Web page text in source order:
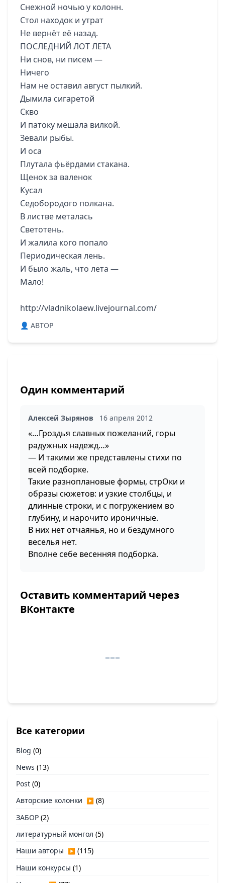
Снежной ночью у колонн.
Стол находок и утрат
Не вернёт её назад.
ПОСЛЕДНИЙ ЛОТ ЛЕТА
Ни снов, ни писем —
Ничего
Нам не оставил август пылкий.
Дымила сигаретой
Скво
И патоку мешала вилкой.
Зевали рыбы.
И оса
Плутала фьёрдами cтакана.
Щенок за валенок
Кусал
Седобородого полкана.
В листве металась
Светотень.
И жалила кого попало
Периодическая лень.
И было жаль, что лета —
Мало!
http://vladnikolaew.livejournal.com/
👤 ABTOP
Один комментарий
Алексей Зырянов 16 апреля 2012
«…Гроздья славных пожеланий, горы
радужных надежд…»
— И такими же представлены стихи по
всей подборке.
Такие разноплановые формы, стрОки и
образы сюжетов: и узкие столбцы, и
длинные строки, и с погружением во
глубину, и нарочито ироничные.
В них нет отчаянья, но и бездумного
веселья нет.
Вполне себе весенняя подборка.
Оставить комментарий через
ВКонтакте
Все категории
Blog (0)
News (13)
Post (0)
Авторские колонки ▶ (8)
ЗАБОР (2)
литературный монгол (5)
Наши авторы ▶ (115)
Наши конкурсы (1)